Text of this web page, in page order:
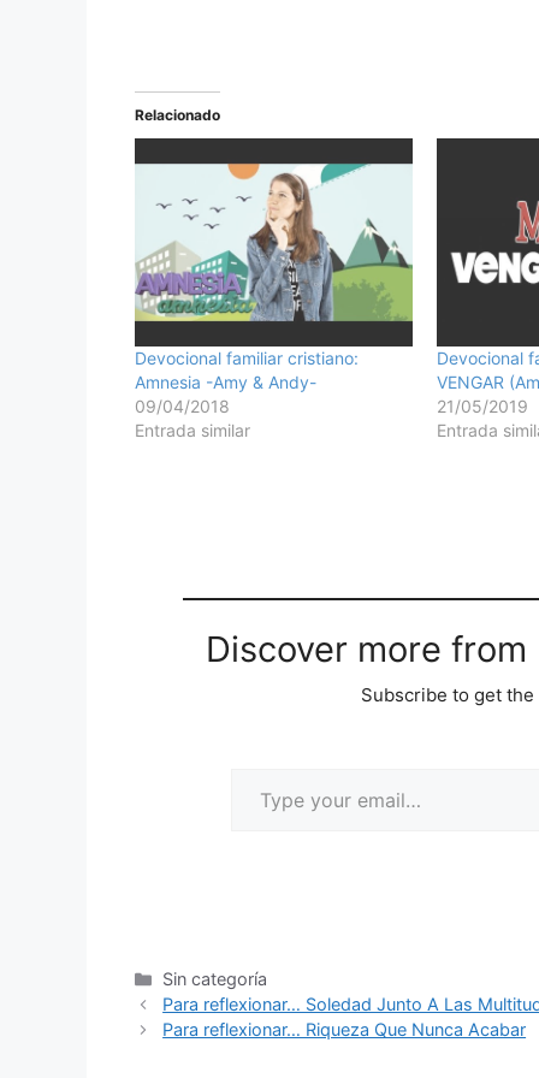
Relacionado
Devocional familiar cristiano:
Amnesia -Amy & Andy-
09/04/2018
Entrada similar
Devocional
VENGAR
21/05/2019
Entrada
Discover more
Subscribe to get
Sin categoría
Para reflexionar… Soledad Junto A Las
Para reflexionar… Riqueza Que Nunca Acabar